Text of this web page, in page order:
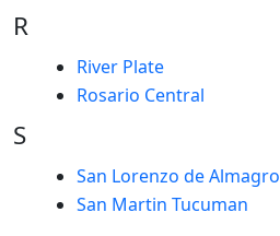
R
River Plate
Rosario Central
S
San Lorenzo de Almagro
San Martin Tucuman